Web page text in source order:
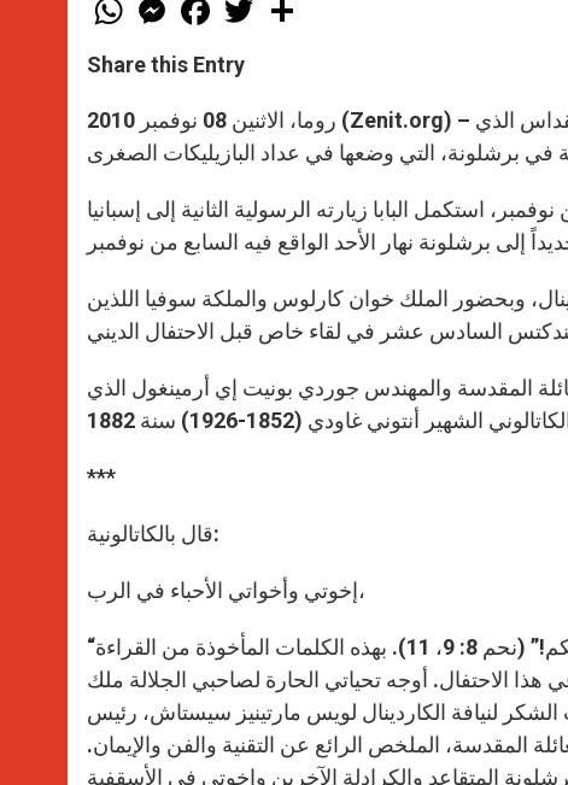
h
t
s
p
p
e
s
e
g
e
r
a
e
b
o
k
w
r
Share this Entry
روما، الاثنين 08 نوفمبر 2010 (Zenit.org) – ننشر في ما يلي العظة التي ألقاها بندكتس السادس عشر خلال القداس الذي
استكمل البابا زيارته الرسولية الثانية إلى إسبانيا
وبحضور الملك خوان كارلوس والملكة سوفيا اللذين
المقدسة والمهندس جوردي بونيت إي أرمينغول الذي
***
قال بالكاتالونية:
إخوتي وأخواتي الأحباء في الرب،
“هذا يوم مقدس للرب إلهكم! لا تنوحوا ولا تبكوا!… فرح الرب قوتكم!” (نحم 8: 9، 11). بهذه الكلمات المأخوذة من القراءة
هذا الاحتفال. أوجه تحياتي الحارة لصاحبي الجلالة ملك
الشكر لنيافة الكاردينال لويس مارتينيز سيستاش، رئيس
المقدسة، الملخص الرائع عن التقنية والفن والإيمان.
المتقاعد والكرادلة الآخرين وإخوتي في الأسقفية